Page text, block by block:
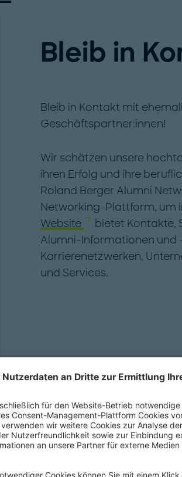
Bleib in
Bleib in Kontakt mit
Geschäftspartner:innen!
Wir schätzen unsere
ihren Erfolg und ihre
Roland Berger Alumni
Networking-Plattform, um
Website
bietet Kontakte,
Alumni-Informationen und
Karrierenetzwerken,
und Services.
Nikolaus Meyding,
Die vielfältigen Fähigkeiten und
Roland Berger erworben habe,
STELP vorbereitet.